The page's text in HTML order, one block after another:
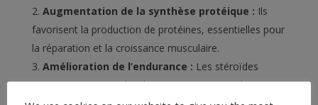
Augmentation de la synthèse protéique : Ils
favorisent la production de protéines, essentielles pour
la réparation et la croissance musculaire.
Amélioration de l’endurance : Les stéroïdes
peuvent augmenter l’endurance, permettant des